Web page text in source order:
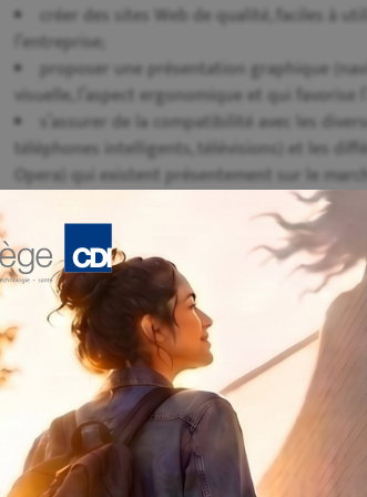
créer des sites Web de qualité, faciles à
l’entreprise;
proposer une présentation graphique
visuelle, l’aspect ergonomique et qui favorise
s’assurer de la compatibilité avec les
téléphones intelligents, télévisions) et les
Opera) qui existent présentement sur le
s’occuper de la mise en ligne du site
hébergement sur un serveur sécurisé;
optimiser le positionnement du site dans
qu’il attire le plus grand nombre possible de
concevoir desboutiques en ligne
afin
permettant la vente de produits et services
Comme le concepteur de sites Web traduit
les spécificités du site à venir, il faut qu’il soit à
bien comprendre ses besoins) en plus d’avoir,